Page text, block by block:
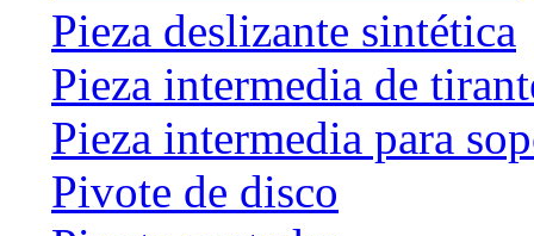
Pieza deslizante sintética
Pieza intermedia de
Pieza intermedia para
Pivote de disco